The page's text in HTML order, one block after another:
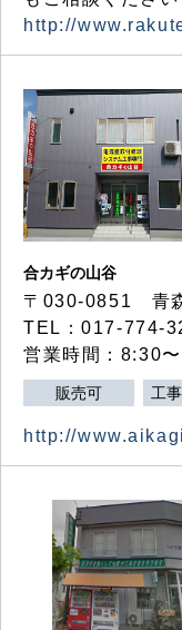
http://
合カギの山谷
〒030-0851 青
TEL：017-774-
営業時間：8:30
販売可 工
http://